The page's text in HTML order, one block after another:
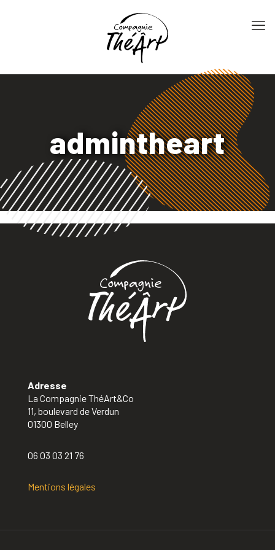
admintheart
Adresse
La Compagnie ThéArt&Co
11, boulevard de Verdun
01300 Belley
06 03 03 21 76
Mentions légales